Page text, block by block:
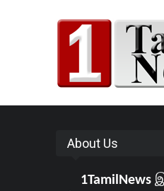
About Us
1TamilNews